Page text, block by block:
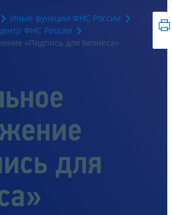
Иные функции ФНС России
ФНС России
«Подпись для бизнеса»
для